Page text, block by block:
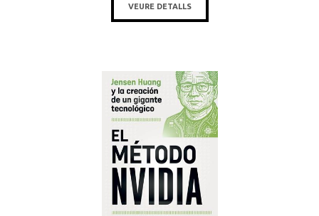
VEURE DETALLS